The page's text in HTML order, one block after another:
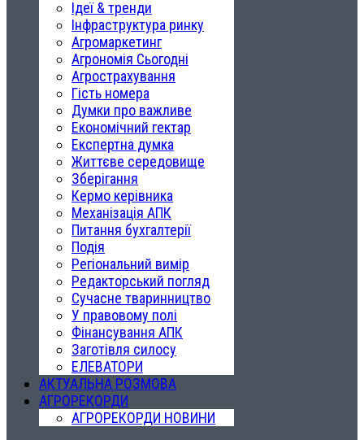
Ідеї & тренди
Інфраструктура ринку
Агромаркетинг
Агрономія Сьогодні
Агрострахування
Гість номера
Думки про важливе
Економічний гектар
Експертна думка
Життєве середовище
Зберігання
Кермо керівника
Механізація АПК
Питання бухгалтерії
Подія
Регіональний вимір
Редакторський погляд
Сучасне тваринництво
У правовому полі
Фінансування АПК
Заготівля силосу
ЕЛЕВАТОРИ
АКТУАЛЬНА РОЗМОВА
АГРОРЕКОРДИ
АГРОРЕКОРДИ НОВИНИ